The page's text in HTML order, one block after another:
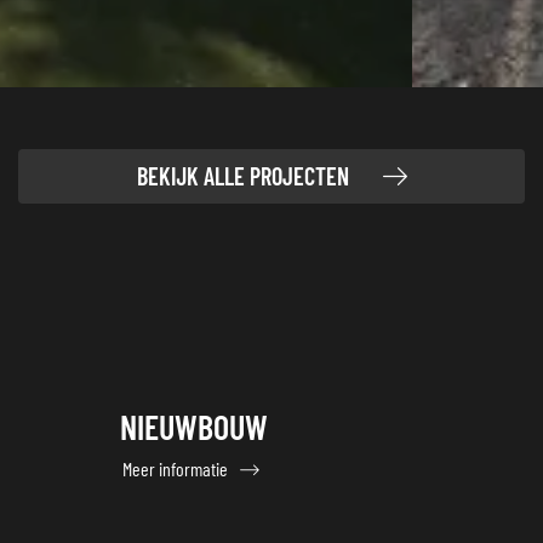
BEKIJK ALLE PROJECTEN
NIEUWBOUW
Meer informatie